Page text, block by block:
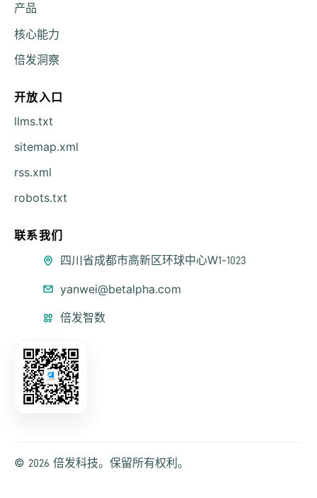
产品
核心能力
倍发洞察
开放入口
llms.txt
sitemap.xml
rss.xml
robots.txt
联系我们
公司地址
四川省成都市高新区环球中心W1-1023
联系邮箱
yanwei@betalpha.com
微信公众号
倍发智数
© 2026 倍发科技。保留所有权利。